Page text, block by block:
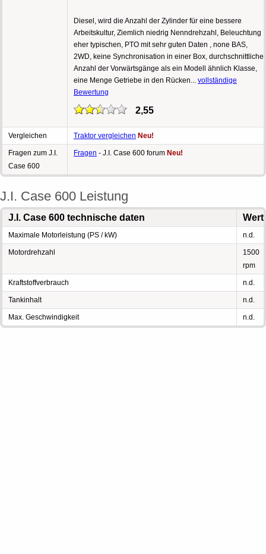
Diesel, wird die Anzahl der Zylinder für eine bessere
Arbeitskultur, Ziemlich niedrig Nenndrehzahl, Beleuchtung
eher typischen, PTO mit sehr guten Daten , none BAS,
2WD, keine Synchronisation in einer Box, durchschnittliche
Anzahl der Vorwärtsgänge als ein Modell ähnlich Klasse,
eine Menge Getriebe in den Rücken... vollständige
Bewertung
2,55
Vergleichen Traktor vergleichen Neu!
Fragen zum J.I.
Case 600
Fragen - J.I. Case 600 forum Neu!
J.I. Case 600 Leistung
J.I. Case 600 technische daten Wert
Maximale Motorleistung (PS / kW) n.d.
Motordrehzahl
1500
rpm
Kraftstoffverbrauch n.d.
Tankinhalt n.d.
Max. Geschwindigkeit n.d.